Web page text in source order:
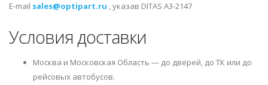
E-mail sales@optipart.ru , указав DITAS A3-2147
Условия доставки
Москва и Московская Область — до дверей, до ТК или до
рейсовых автобусов.